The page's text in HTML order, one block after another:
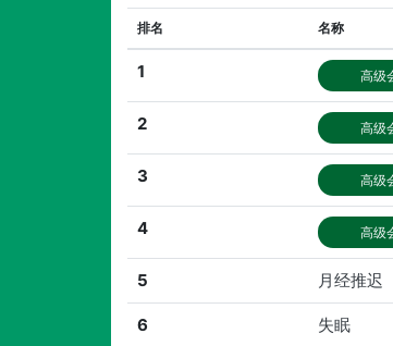
排名 名称
1 高级
2 高级
3 高级
4 高级
5 月经推迟
6 失眠